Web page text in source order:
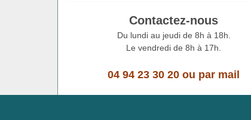
Contactez-nous
Du lundi au jeudi de 8h à 18h.
Le vendredi de 8h à 17h.
04 94 23 30 20 ou par mail